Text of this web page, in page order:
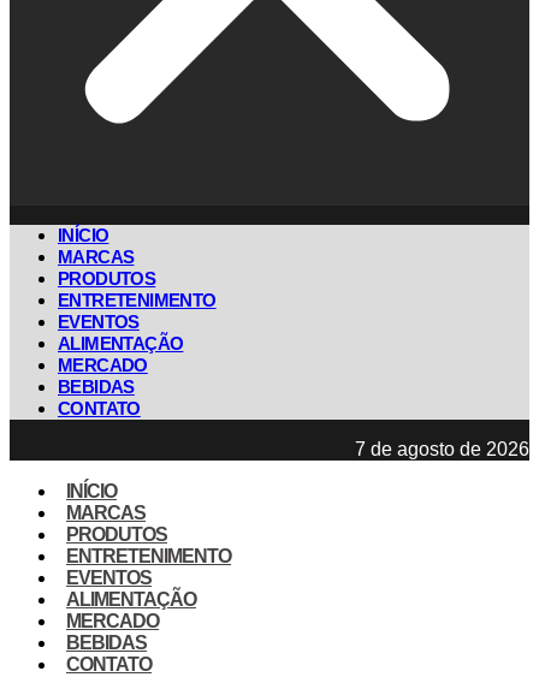
INÍCIO
MARCAS
PRODUTOS
ENTRETENIMENTO
EVENTOS
ALIMENTAÇÃO
MERCADO
BEBIDAS
CONTATO
7 de agosto de 2026
INÍCIO
MARCAS
PRODUTOS
ENTRETENIMENTO
EVENTOS
ALIMENTAÇÃO
MERCADO
BEBIDAS
CONTATO